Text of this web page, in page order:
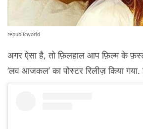
republicworld
अगर ऐसा है, तो फ़िलहाल आप फ़िल्म के
‘लव आजकल’ का पोस्टर रिलीज़ किया